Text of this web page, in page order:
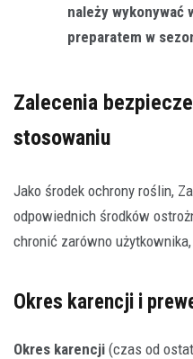
należy wykonywać
preparatem w
Zalecenia
stosowaniu
Jako środek ochrony roślin,
odpowiednich środków
chronić zarówno
Okres karencji i
Okres karencji (czas od